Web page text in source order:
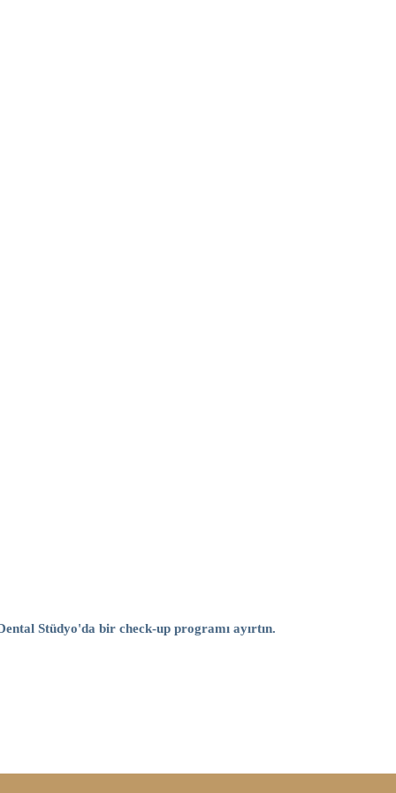
Stüdyo'da bir check-up programı ayırtın.